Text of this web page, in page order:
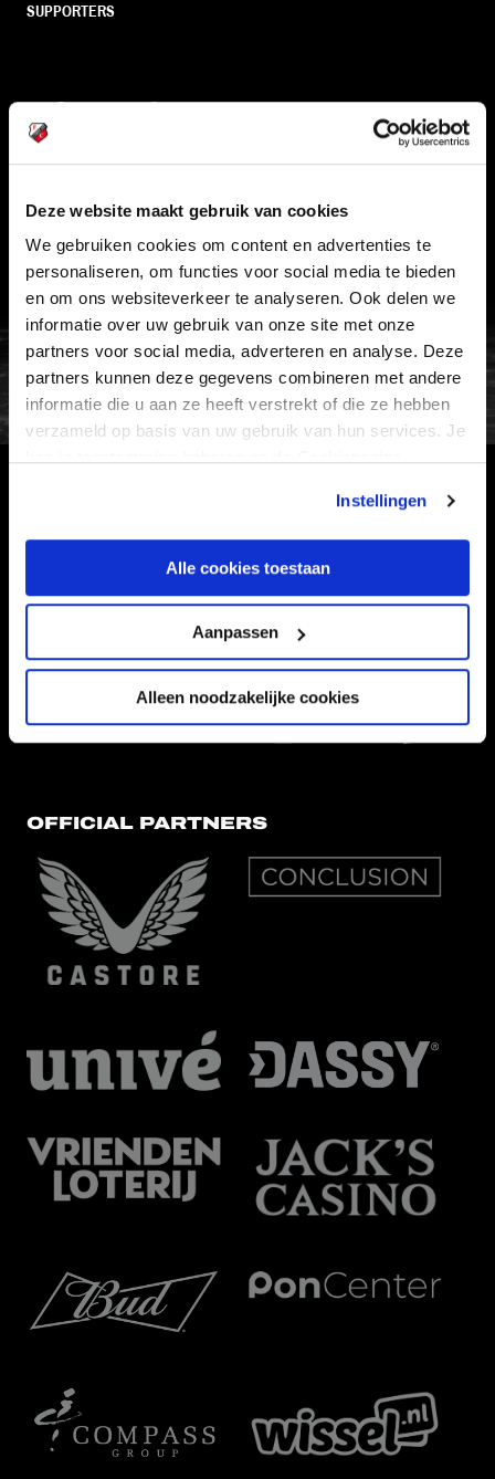
Deze website maakt gebruik van cookies
We gebruiken cookies om content en advertenties te
personaliseren, om functies voor social media te bieden
en om ons websiteverkeer te analyseren. Ook delen we
informatie over uw gebruik van onze site met onze
partners voor social media, adverteren en analyse. Deze
partners kunnen deze gegevens combineren met andere
informatie die u aan ze heeft verstrekt of die ze hebben
verzameld op basis van uw gebruik van hun services. Je
Instellingen
Alle cookies toestaan
Aanpassen
Alleen noodzakelijke cookies
SUPPORTERS
Informatie
VEELGESTELDE VRAGEN
CONTACT
WERKEN BIJ
VERTROUWENSPERSOON
FC Utrecht<br>vanuit<br>het
OFFICIAL PARTNERS